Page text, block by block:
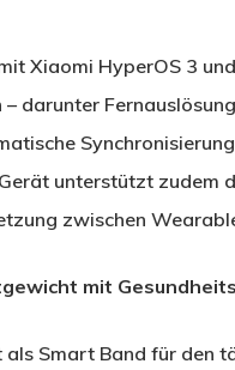
Xiaomi HyperOS 3
darunter
unterstützt zudem
zwischen
mit
als Smart Band für den